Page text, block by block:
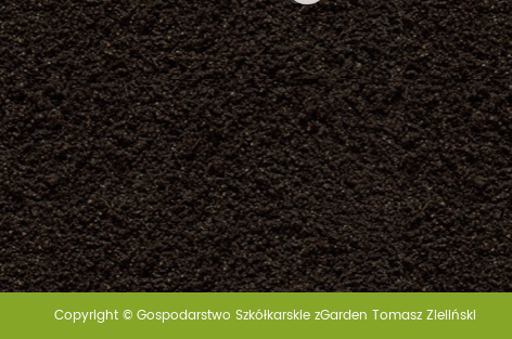
Copyright © Gospodarstwo Szkółkarskie zGarden Tomasz Zieliński